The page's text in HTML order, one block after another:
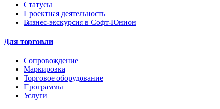
Статусы
Проектная деятельность
Бизнес-экскурсия в Софт-Юнион
Для торговли
Сопровождение
Маркировка
Торговое оборудование
Программы
Услуги